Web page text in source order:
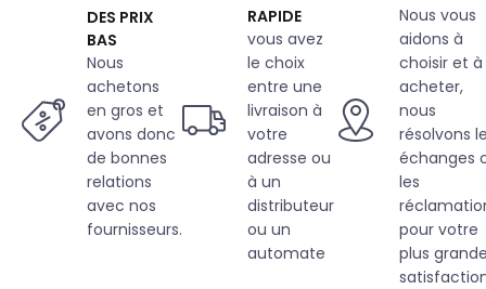
lis
gris
DES PRIX
BAS
Nous
achetons
en gros et
avons donc
de bonnes
relations
avec nos
fournisseurs.
RAPIDE
vous avez
le choix
entre une
livraison à
votre
adresse ou
à un
distributeur
ou un
automate
Nous vous
aidons à
choisir et à
acheter,
nous
résolvons
échanges
les
pour votre
plus